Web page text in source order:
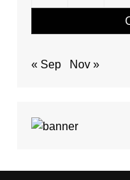
« Sep Nov »